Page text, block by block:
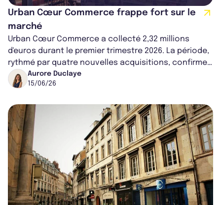
Urban Cœur Commerce frappe fort sur le
marché
Urban Cœur Commerce a collecté 2,32 millions
d'euros durant le premier trimestre 2026. La période,
rythmé par quatre nouvelles acquisitions, confirme
l’attractivité de sa stratégie...
Aurore Duclaye
15/06/26